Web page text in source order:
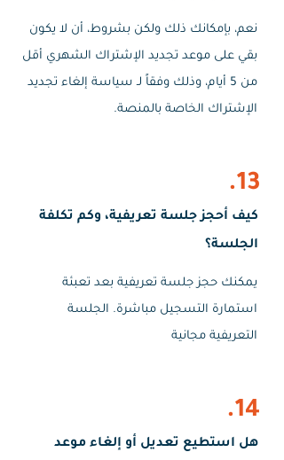
نعم، بإمكانك ذلك ولكن بشروط، أن لا يكون
بقي على موعد تجديد الإشتراك الشهري أقل
من 5 أيام، وذلك وفقاً لـ سياسة إلغاء تجديد
الإشتراك الخاصة بالمنصة.
13.
كيف أحجز جلسة تعريفية، وكم تكلفة
الجلسة؟
يمكنك حجز جلسة تعريفية بعد تعبئة
استمارة التسجيل مباشرة. الجلسة
التعريفية مجانية
14.
هل استطيع تعديل أو إلغاء موعد